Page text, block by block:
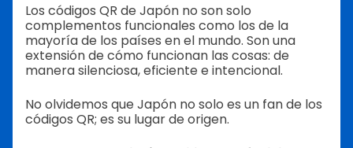
Los códigos QR de Japón no son solo
complementos funcionales como los de la
mayoría de los países en el mundo. Son una
extensión de cómo funcionan las cosas: de
manera silenciosa, eficiente e intencional.
No olvidemos que Japón no solo es un fan de los
códigos QR; es su lugar de origen.